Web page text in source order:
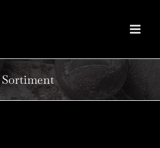
Sortiment